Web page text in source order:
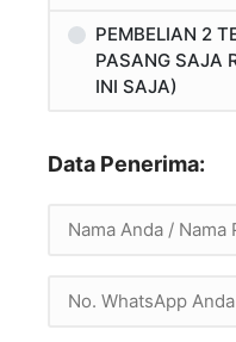
PEMBELIAN 2
PASANG SAJA
INI SAJA)
Data Penerima: